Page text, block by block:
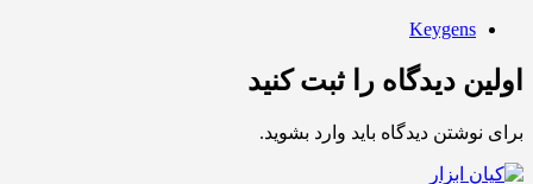
Keygens
اولین دیدگاه را ثبت کنید
برای نوشتن دیدگاه باید وارد بشوید.